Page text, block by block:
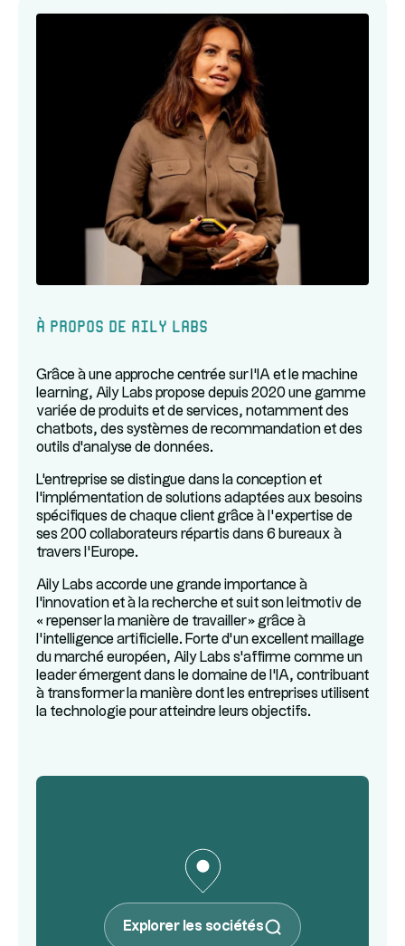
À propos de Aily Labs
Grâce à une approche centrée sur l'IA et le machine
learning, Aily Labs propose depuis 2020 une gamme
variée de produits et de services, notamment des
chatbots, des systèmes de recommandation et des
outils d'analyse de données.
L'entreprise se distingue dans la conception et
l'implémentation de solutions adaptées aux besoins
spécifiques de chaque client grâce à l’expertise de
ses 200 collaborateurs répartis dans 6 bureaux à
travers l’Europe.
Aily Labs accorde une grande importance à
l'innovation et à la recherche et suit son leitmotiv de
« repenser la manière de travailler » grâce à
l’intelligence artificielle. Forte d’un excellent maillage
du marché européen, Aily Labs s'affirme comme un
leader émergent dans le domaine de l'IA, contribuant
à transformer la manière dont les entreprises utilisent
la technologie pour atteindre leurs objectifs.
Explorer les sociétés